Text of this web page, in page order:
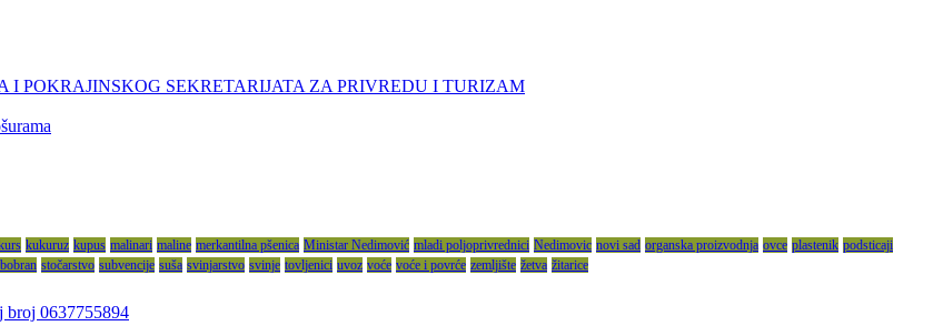
POKRAJINSKOG SEKRETARIJATA ZA PRIVREDU I TURIZAM
kukuruz kupus malinari maline merkantilna pšenica Ministar Nedimović mladi poljoprivrednici Nedimovic novi sad organska proizvodnja ovce plastenik podsticaji
stočarstvo subvencije suša svinjarstvo svinje tovljenici uvoz voće voće i povrće zemljište žetva žitarice
broj 0637755894